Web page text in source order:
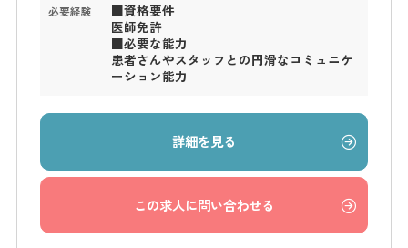
必要経験
■資格要件
医師免許
■必要な能力
患者さんやスタッフとの円滑なコミュニケ
ーション能力
詳細を見る
この求人に問い合わせる